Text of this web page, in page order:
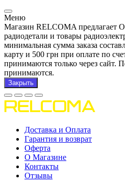
Меню
Магазин RELCOMA
радиодетали и товары
минимальная сумма заказа
карту и 500 грн при оплате по
принимаются только через сайт.
принимаются.
Закрыть
Доставка и Оплата
Гарантия и возврат
Оферта
О Магазине
Контакты
Отзывы